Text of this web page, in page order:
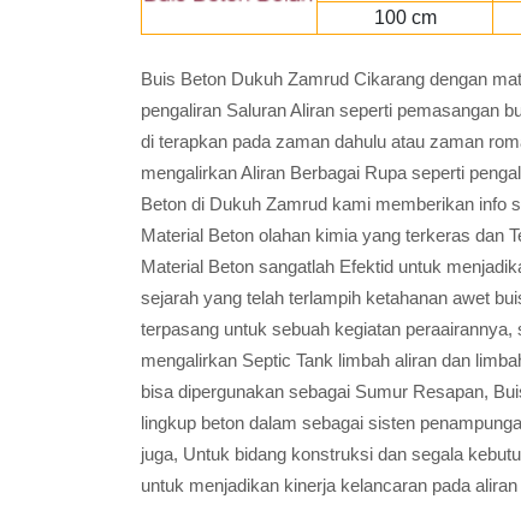
100 cm
Buis Beton Dukuh Zamrud Cikarang dengan
pengaliran Saluran Aliran seperti pemasangan
di terapkan pada zaman dahulu atau zaman
mengalirkan Aliran Berbagai Rupa seperti
Beton di Dukuh Zamrud kami memberikan info
Material Beton olahan kimia yang terkeras dan
Material Beton sangatlah Efektid untuk
sejarah yang telah terlampih ketahanan awet
terpasang untuk sebuah kegiatan
mengalirkan Septic Tank limbah aliran dan
bisa dipergunakan sebagai Sumur Resapan,
lingkup beton dalam sebagai sisten
juga, Untuk bidang konstruksi dan segala
untuk menjadikan kinerja kelancaran pada